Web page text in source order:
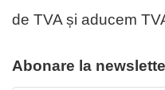
de TVA și aducem
Abonare la